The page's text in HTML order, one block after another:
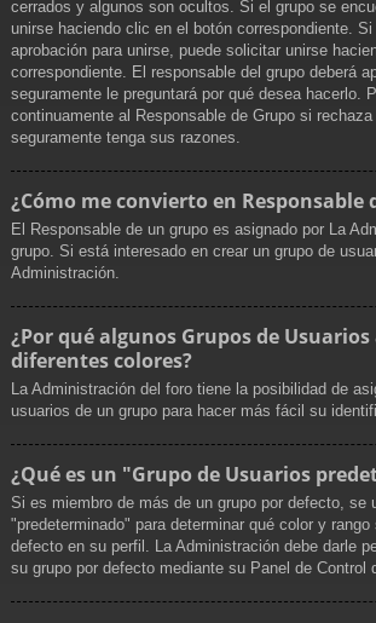
cerrados y algunos son ocultos. Si el grupo se
unirse haciendo clic en el botón correspondiente.
aprobación para unirse, puede solicitar unirse
correspondiente. El responsable del grupo deberá
seguramente le preguntará por qué desea hacerlo.
continuamente al Responsable de Grupo si
seguramente tenga sus razones.
¿Cómo me convierto en Responsable
El Responsable de un grupo es asignado por La
grupo. Si está interesado en crear un grupo de
Administración.
¿Por qué algunos Grupos de
diferentes colores?
La Administración del foro tiene la posibilidad de
usuarios de un grupo para hacer más fácil su
¿Qué es un "Grupo de Usuarios
Si es miembro de más de un grupo por defecto, se
"predeterminado" para determinar qué color y
defecto en su perfil. La Administración debe darle
su grupo por defecto mediante su Panel de Control